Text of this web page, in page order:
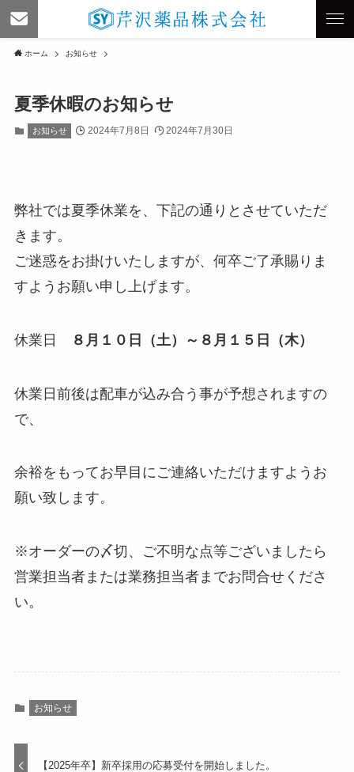
ホーム お知らせ
夏季休暇のお知らせ
お知らせ 2024年7月8日 2024年7月30日
弊社では夏季休業を、下記の通りとさせていただ
きます。
ご迷惑をお掛けいたしますが、何卒ご了承賜りま
すようお願い申し上げます。
休業日 ８月１０日（土）～８月１５日（木）
休業日前後は配車が込み合う事が予想されますの
で、
余裕をもってお早目にご連絡いただけますようお
願い致します。
※オーダーの〆切、ご不明な点等ございましたら
営業担当者または業務担当者までお問合せくださ
い。
お知らせ
【2025年卒】新卒採用の応募受付を開始しました。